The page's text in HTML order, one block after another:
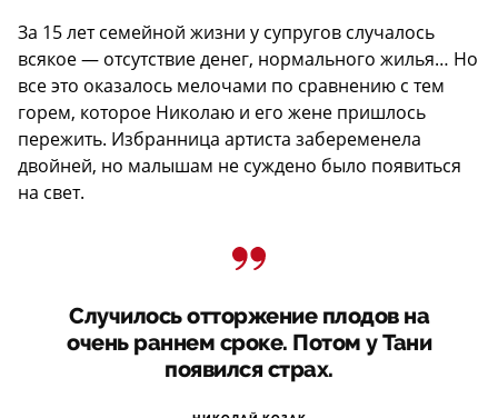
За 15 лет семейной жизни у супругов случалось
всякое — отсутствие денег, нормального жилья… Но
все это оказалось мелочами по сравнению с тем
горем, которое Николаю и его жене пришлось
пережить. Избранница артиста забеременела
двойней, но малышам не суждено было появиться
на свет.
Случилось отторжение плодов на
очень раннем сроке. Потом у Тани
появился страх.